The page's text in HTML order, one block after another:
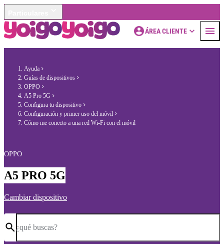
ÁREA CLIENTE
Ayuda
Guías de dispositivos
OPPO
A5 Pro 5G
Configura tu dispositivo
Configuración y primer uso del móvil
Cómo me conecto a una red Wi-Fi con el móvil
OPPO
A5 PRO 5G
Cambiar dispositivo
¿qué buscas?